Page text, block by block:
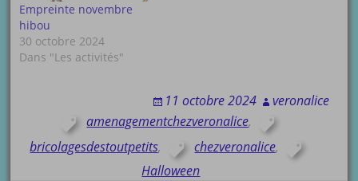
Empreinte novembre
hibou
30 octobre 2024
Dans "Les activités"
11 octobre 2024
veronalice
amenagementchezveronalice,
bricolagesdestoutpetits, chezveronalice,
Halloween